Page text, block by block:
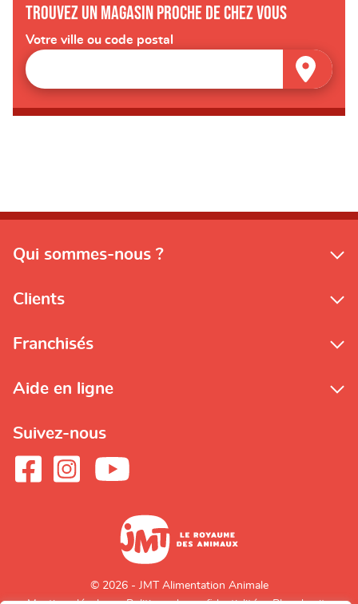
Trouvez un magasin proche de chez vous
Votre ville ou code postal
Qui sommes-nous ?
Clients
Franchisés
Aide en ligne
Suivez-nous
© 2026 - JMT Alimentation Animale